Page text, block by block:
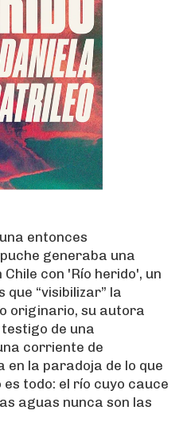
entonces
generaba una
con 'Río herido', un
que “visibilizar” la
originario, su autora
de una
corriente de
en la paradoja de lo que
es todo: el río cuyo cauce
aguas nunca son las